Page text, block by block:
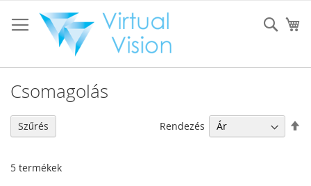
a
tartalomhoz
Csomagolás
5 termékek
Rendezés
Szűrés